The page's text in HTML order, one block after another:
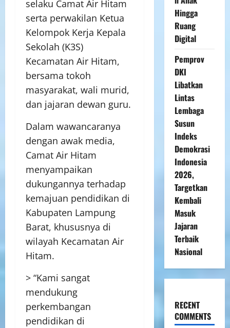
selaku Camat Air Hitam
serta perwakilan Ketua
Kelompok Kerja Kepala
Sekolah (K3S)
Kecamatan Air Hitam,
bersama tokoh
masyarakat, wali murid,
dan jajaran dewan guru.
Dalam wawancaranya
dengan awak media,
Camat Air Hitam
menyampaikan
dukungannya terhadap
kemajuan pendidikan di
Kabupaten Lampung
Barat, khususnya di
wilayah Kecamatan Air
Hitam.
> “Kami sangat
mendukung
perkembangan
pendidikan di
Hingga
Ruang
Digital
Pemprov
DKI
Libatkan
Lintas
Lembaga
Susun
Indeks
Demokrasi
Indonesia
2026,
Targetkan
Kembali
Masuk
Jajaran
Terbaik
Nasional
RECENT
COMMENTS